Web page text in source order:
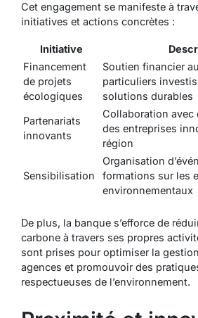
Cet engagement se manifeste à
initiatives et actions concrètes :
Initiative
Financement
de projets
écologiques
Soutien financier
particuliers
solutions durables
Partenariats
innovants
Collaboration
des entreprises
région
Sensibilisation
Organisation
formations sur les
environnementaux
De plus, la banque s’efforce de
carbone à travers ses propres
sont prises pour optimiser la
agences et promouvoir des
respectueuses de l’environnement.